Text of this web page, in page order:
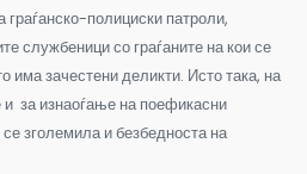
граѓанско-полициски патроли,
службеници со граѓаните на кои се
има зачестени деликти. Исто така, на
за изнаоѓање на поефикасни
зголемила и безбедноста на